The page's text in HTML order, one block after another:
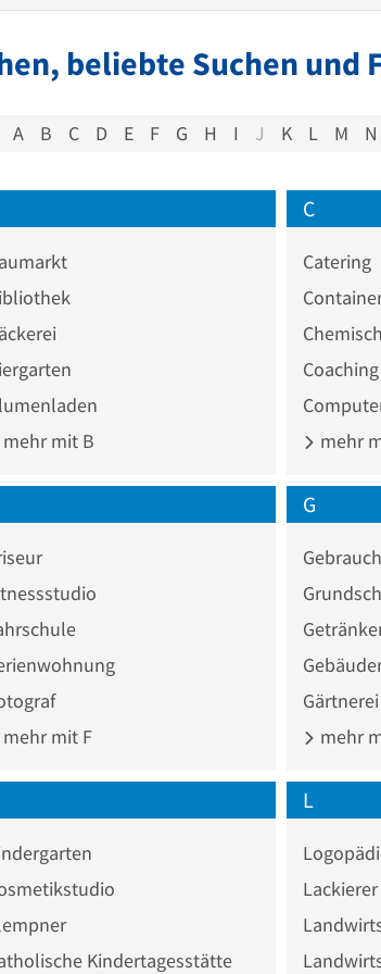
beliebte Suchen und
A B C D E F G H I J K L M N
mehr mit B
C
Catering
Coaching
mehr
mehr mit F
G
Gärtnerei
mehr
Kindertagesstätte
L
Lackierer